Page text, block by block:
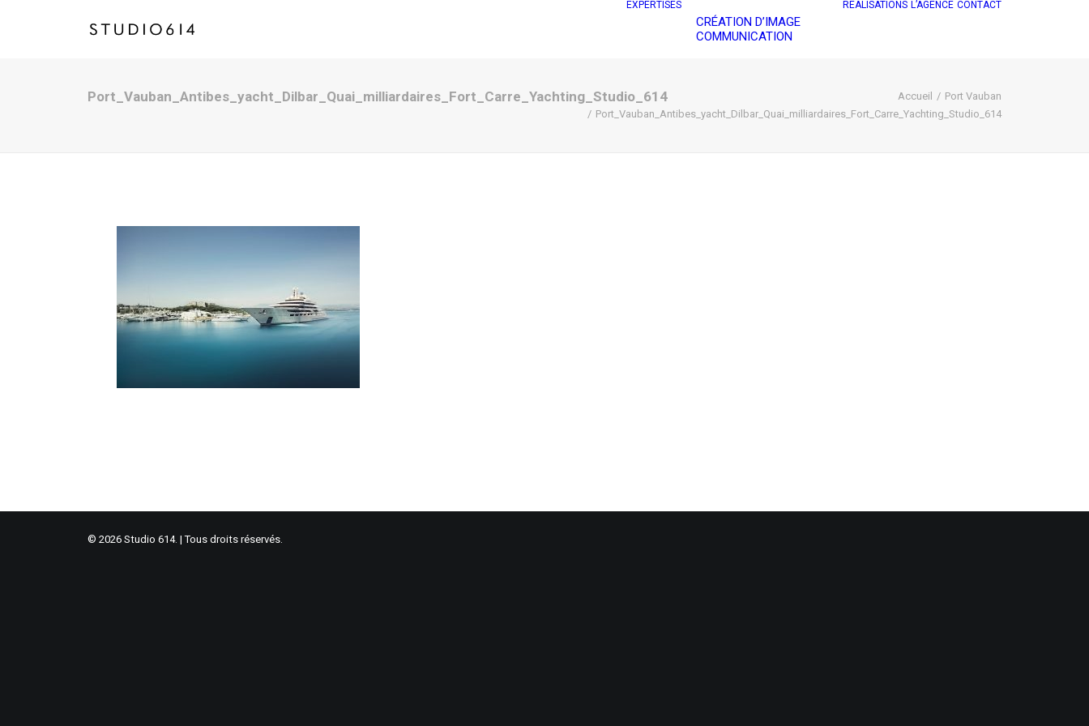
EXPERTISES
CRÉATION D’IMAGE
COMMUNICATION
RÉALISATIONS L’AGENCE CONTACT
Port_Vauban_Antibes_yacht_Dilbar_Quai_milliardaires_Fort_Carre_Yachting_Studio_614 Accueil
Port Vauban
Port_Vauban_Antibes_yacht_Dilbar_Quai_milliardaires_Fort_Carre_Yachting_Studio_614
© 2026 Studio 614. | Tous droits réservés.